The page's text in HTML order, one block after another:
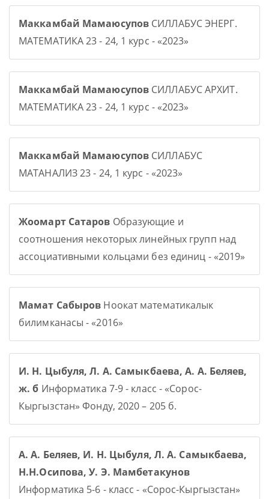
Маккамбай Мамаюсупов СИЛЛАБУС ЭНЕРГ.
МАТЕМАТИКА 23 - 24, 1 курс - «2023»
Маккамбай Мамаюсупов СИЛЛАБУС АРХИТ.
МАТЕМАТИКА 23 - 24, 1 курс - «2023»
Маккамбай Мамаюсупов СИЛЛАБУС
МАТАНАЛИЗ 23 - 24, 1 курс - «2023»
Жоомарт Сатаров Образующие и
соотношения некоторых линейных групп над
ассоциативными кольцами без единиц - «2019»
Мамат Сабыров Ноокат математикалык
билимканасы - «2016»
И. Н. Цыбуля, Л. А. Самыкбаева, А. А. Беляев,
ж. б Информатика 7-9 - класс - «Сорос-
Кыргызстан» Фонду, 2020 – 205 б.
А. А. Беляев, И. Н. Цыбуля, Л. А. Самыкбаева,
Н.Н.Осипова, У. Э. Мамбетакунов
Информатика 5-6 - класс - «Сорос-Кыргызстан»